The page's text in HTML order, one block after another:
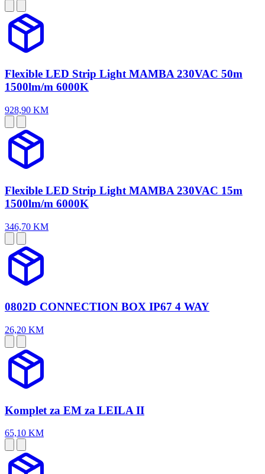
Flexible LED Strip Light MAMBA 230VAC 50m
1500lm/m 6000K
928,90 KM
Flexible LED Strip Light MAMBA 230VAC 15m
1500lm/m 6000K
346,70 KM
0802D CONNECTION BOX IP67 4 WAY
26,20 KM
Komplet za EM za LEILA II
65,10 KM